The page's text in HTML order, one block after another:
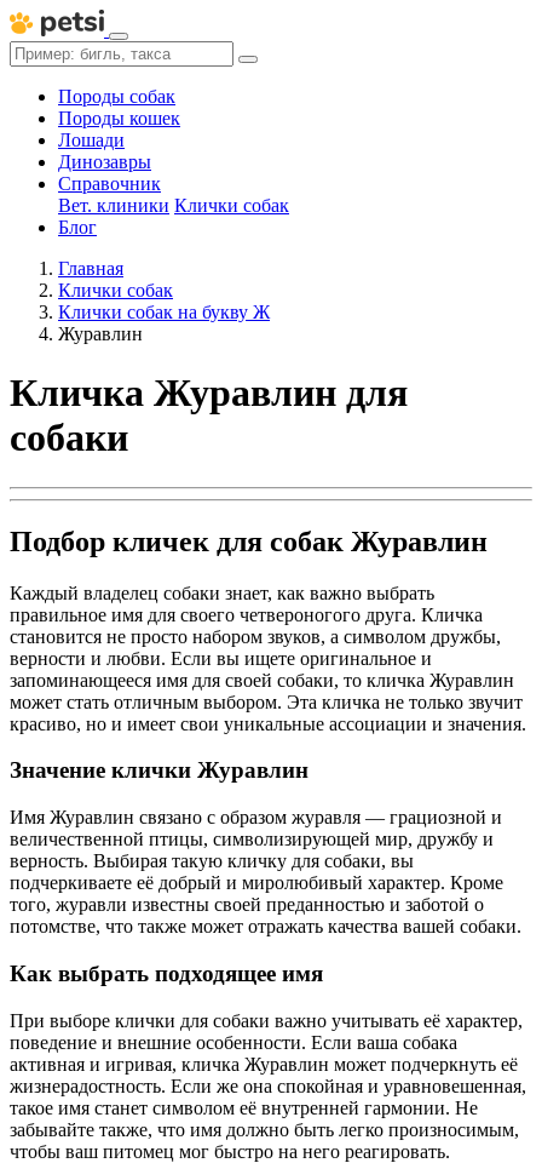
Породы собак
Породы кошек
Лошади
Динозавры
Справочник
Вет. клиники Клички собак
Блог
Главная
Клички собак
Клички собак на букву Ж
Журавлин
Кличка Журавлин для
собаки
Подбор кличек для собак Журавлин
Каждый владелец собаки знает, как важно выбрать
правильное имя для своего четвероногого друга. Кличка
становится не просто набором звуков, а символом дружбы,
верности и любви. Если вы ищете оригинальное и
запоминающееся имя для своей собаки, то кличка Журавлин
может стать отличным выбором. Эта кличка не только звучит
красиво, но и имеет свои уникальные ассоциации и значения.
Значение клички Журавлин
Имя Журавлин связано с образом журавля — грациозной и
величественной птицы, символизирующей мир, дружбу и
верность. Выбирая такую кличку для собаки, вы
подчеркиваете её добрый и миролюбивый характер. Кроме
того, журавли известны своей преданностью и заботой о
потомстве, что также может отражать качества вашей собаки.
Как выбрать подходящее имя
При выборе клички для собаки важно учитывать её характер,
поведение и внешние особенности. Если ваша собака
активная и игривая, кличка Журавлин может подчеркнуть её
жизнерадостность. Если же она спокойная и уравновешенная,
такое имя станет символом её внутренней гармонии. Не
забывайте также, что имя должно быть легко произносимым,
чтобы ваш питомец мог быстро на него реагировать.